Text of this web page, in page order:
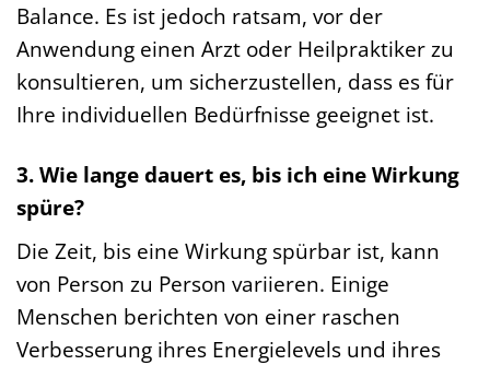
Balance. Es ist jedoch ratsam, vor der
Anwendung einen Arzt oder Heilpraktiker zu
konsultieren, um sicherzustellen, dass es für
Ihre individuellen Bedürfnisse geeignet ist.
3. Wie lange dauert es, bis ich eine Wirkung
spüre?
Die Zeit, bis eine Wirkung spürbar ist, kann
von Person zu Person variieren. Einige
Menschen berichten von einer raschen
Verbesserung ihres Energielevels und ihres